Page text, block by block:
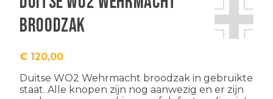
broodzak
€ 120,00
Duitse WO2 Wehrmacht broodzak in gebruikte
staat. Alle knopen zijn nog aanwezig en er zijn